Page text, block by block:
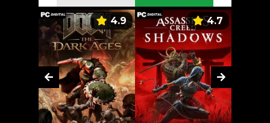
4.9 4.7